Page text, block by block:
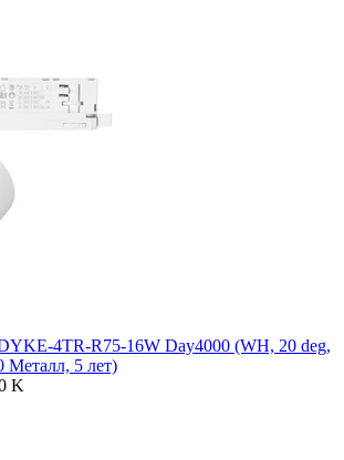
4TR-R75-16W Day4000 (WH, 20 deg,
Металл, 5 лет)
K